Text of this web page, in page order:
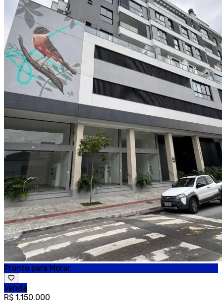
Pronto para Morar
Venda
R$ 1.150.000